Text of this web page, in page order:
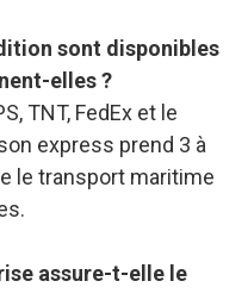
sont disponibles
elles ?
TNT, FedEx et le
express prend 3 à
le transport maritime
assure-t-elle le